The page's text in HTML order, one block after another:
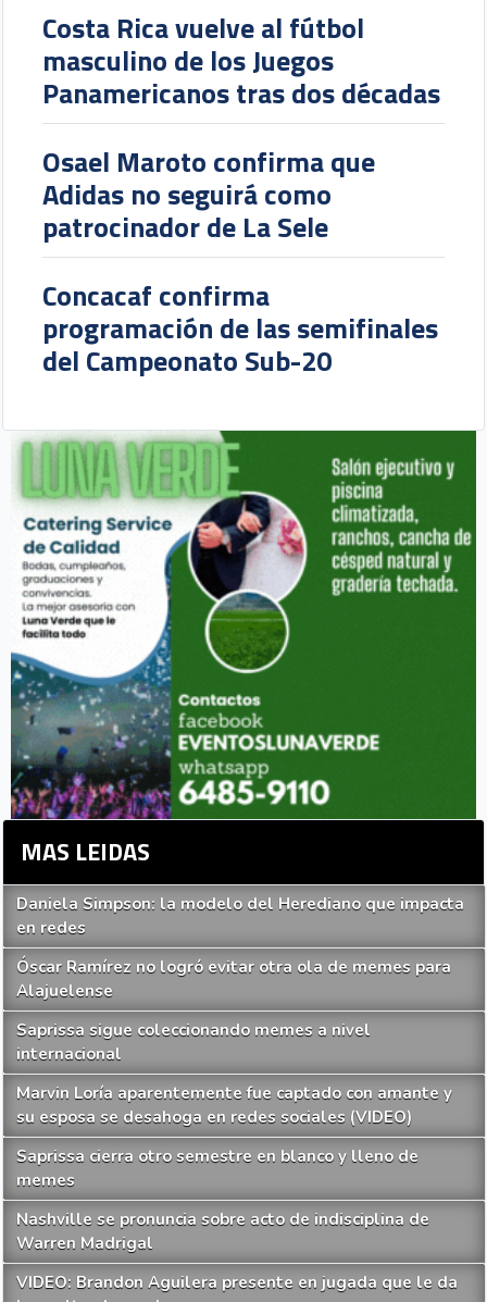
Costa Rica vuelve al fútbol
masculino de los Juegos
Panamericanos tras dos décadas
Osael Maroto confirma que
Adidas no seguirá como
patrocinador de La Sele
Concacaf confirma
programación de las semifinales
del Campeonato Sub-20
MAS LEIDAS
Daniela Simpson: la modelo del Herediano que impacta
en redes
Óscar Ramírez no logró evitar otra ola de memes para
Alajuelense
Saprissa sigue coleccionando memes a nivel
internacional
Marvin Loría aparentemente fue captado con amante y
su esposa se desahoga en redes sociales (VIDEO)
Saprissa cierra otro semestre en blanco y lleno de
memes
Nashville se pronuncia sobre acto de indisciplina de
Warren Madrigal
VIDEO: Brandon Aguilera presente en jugada que le da